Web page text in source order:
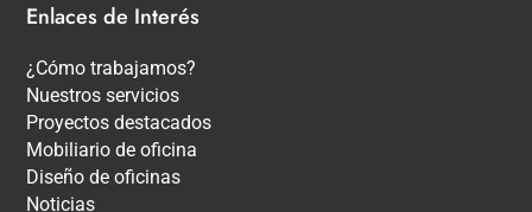
Enlaces de Interés
¿Cómo trabajamos?
Nuestros servicios
Proyectos destacados
Mobiliario de oficina
Diseño de oficinas
Noticias